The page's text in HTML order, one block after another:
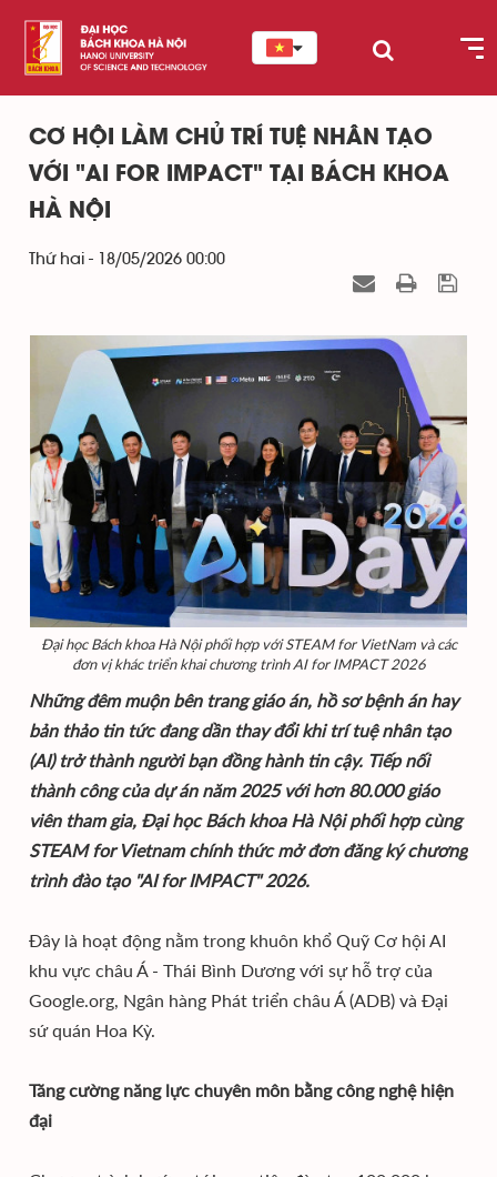
CƠ HỘI LÀM CHỦ TRÍ TUỆ NHÂN TẠO
VỚI "AI FOR IMPACT" TẠI BÁCH KHOA
HÀ NỘI
Thứ hai - 18/05/2026 00:00
Đại học Bách khoa Hà Nội phối hợp với STEAM for VietNam và các
đơn vị khác triển khai chương trình AI for IMPACT 2026
Những đêm muộn bên trang giáo án, hồ sơ bệnh án hay
bản thảo tin tức đang dần thay đổi khi trí tuệ nhân tạo
(AI) trở thành người bạn đồng hành tin cậy. Tiếp nối
thành công của dự án năm 2025 với hơn 80.000 giáo
viên tham gia, Đại học Bách khoa Hà Nội phối hợp cùng
STEAM for Vietnam chính thức mở đơn đăng ký chương
trình đào tạo "AI for IMPACT" 2026.
Đây là hoạt động nằm trong khuôn khổ Quỹ Cơ hội AI
khu vực châu Á - Thái Bình Dương với sự hỗ trợ của
Google.org, Ngân hàng Phát triển châu Á (ADB) và Đại
sứ quán Hoa Kỳ.
Tăng cường năng lực chuyên môn bằng công nghệ hiện
đại